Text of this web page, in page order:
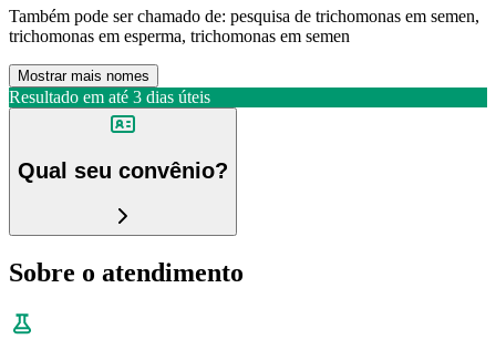
Também pode ser chamado de: pesquisa de trichomonas em semen,
trichomonas em esperma, trichomonas em semen
Mostrar mais nomes
Resultado em até 3 dias úteis
Qual seu convênio?
Sobre o atendimento